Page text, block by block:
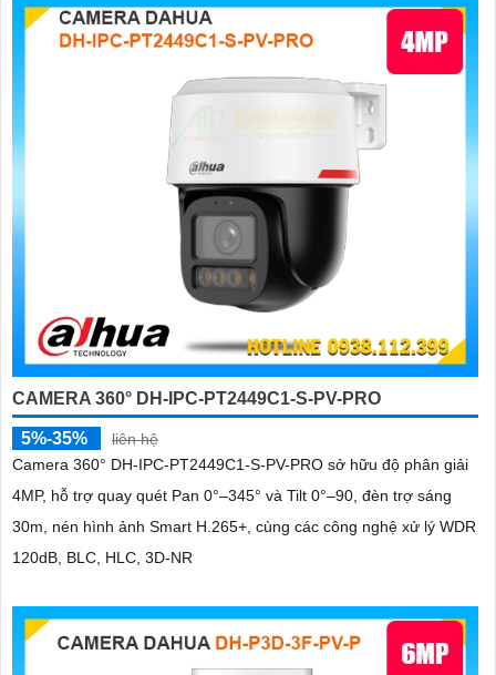
CAMERA 360° DH-IPC-PT2449C1-S-PV-PRO
5%-35%
liên hệ
Camera 360° DH-IPC-PT2449C1-S-PV-PRO sở hữu độ phân giải
4MP, hỗ trợ quay quét Pan 0°–345° và Tilt 0°–90, đèn trợ sáng
30m, nén hình ảnh Smart H.265+, cùng các công nghệ xử lý WDR
120dB, BLC, HLC, 3D-NR